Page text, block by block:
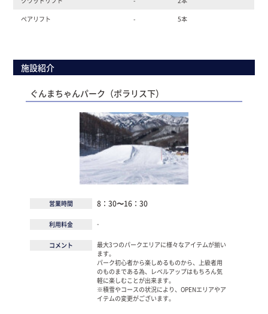
ペアリフト - 5本
施設紹介
ぐんまちゃんパーク（ポラリス下）
営業時間 8：30〜16：30
利用料金 -
コメント
最大3つのパークエリアに様々なアイテムが揃い
ます。
パーク初心者から楽しめるものから、上級者用
のものまである為、レベルアップはもちろん気
軽に楽しむことが出来ます。
※積雪やコースの状況により、OPENエリアやア
イテムの変更がございます。